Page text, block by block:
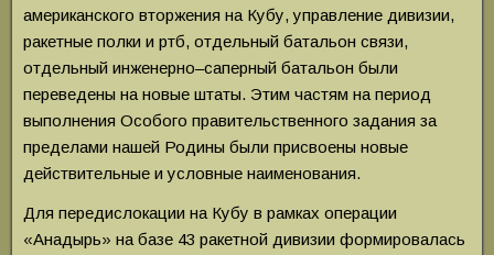
американского вторжения на Кубу, управление дивизии,
ракетные полки и ртб, отдельный батальон связи,
отдельный инженерно–саперный батальон были
переведены на новые штаты. Этим частям на период
выполнения Особого правительственного задания за
пределами нашей Родины были присвоены новые
действительные и условные наименования.
Для передислокации на Кубу в рамках операции
«Анадырь» на базе 43 ракетной дивизии формировалась